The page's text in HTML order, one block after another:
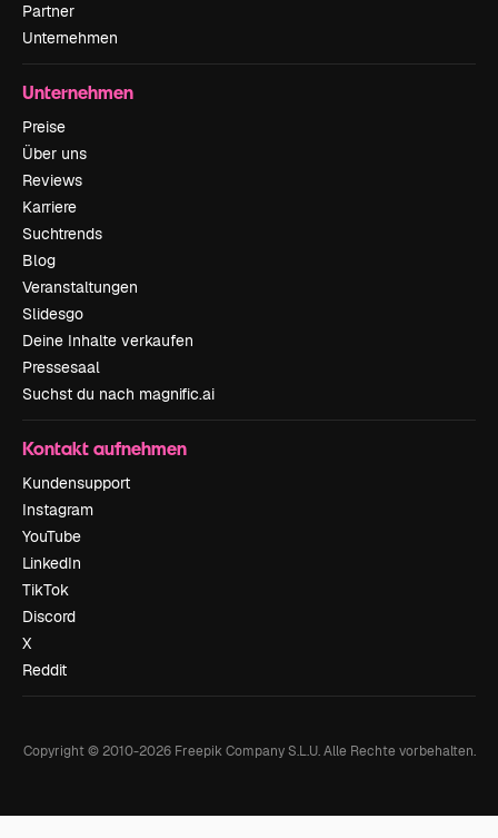
Partner
Unternehmen
Unternehmen
Preise
Über uns
Reviews
Karriere
Suchtrends
Blog
Veranstaltungen
Slidesgo
Deine Inhalte verkaufen
Pressesaal
Suchst du nach magnific.ai
Kontakt aufnehmen
Kundensupport
Instagram
YouTube
LinkedIn
TikTok
Discord
X
Reddit
Copyright © 2010-2026Freepik Company S.L.U. Alle Rechte vorbehalten.